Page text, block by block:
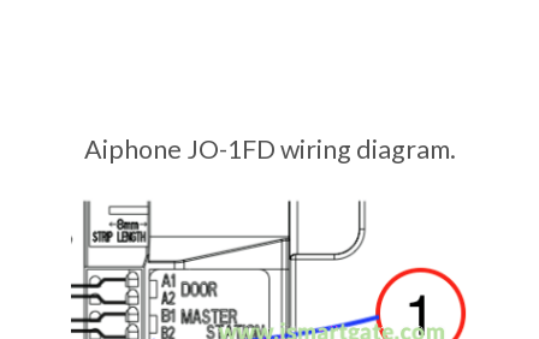
Aiphone JO-1FD wiring diagram.